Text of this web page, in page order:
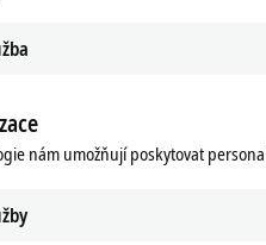
nám umožňují poskytovat